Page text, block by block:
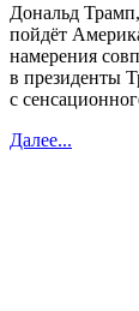
Дональд
пойдёт
намерения
в президенты
с
Далее...